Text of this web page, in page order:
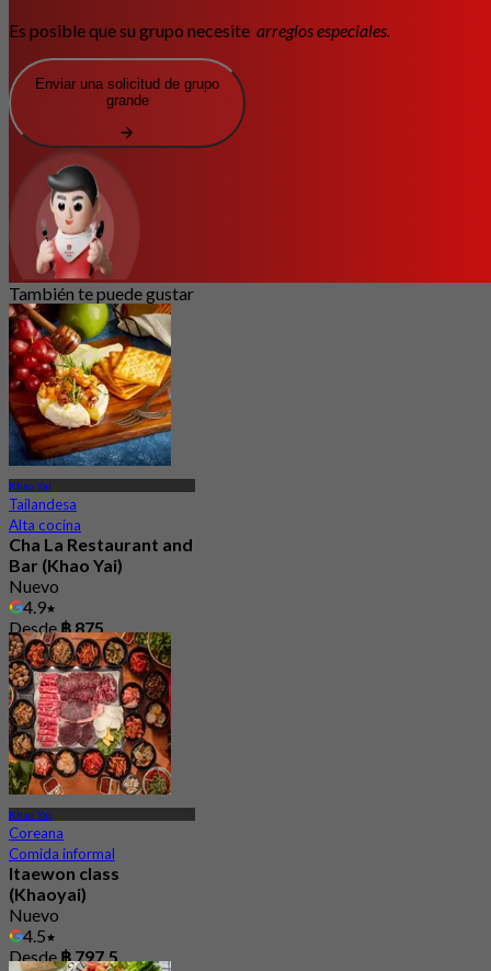
Es posible que su grupo necesite arreglos especiales.
Enviar una solicitud de grupo
grande
También te puede gustar
Khao Yai
Tailandesa
Alta cocina
Cha La Restaurant and
Bar (Khao Yai)
Nuevo
4.9
Desde ฿ 875
Khao Yai
Coreana
Comida informal
Itaewon class
(Khaoyai)
Nuevo
4.5
Desde ฿ 797.5